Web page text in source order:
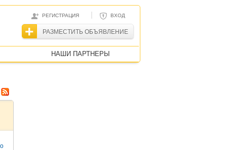
РЕГИСТРАЦИЯ | ВХОД
РАЗМЕСТИТЬ ОБЪЯВЛЕНИЕ
НАШИ ПАРТНЕРЫ